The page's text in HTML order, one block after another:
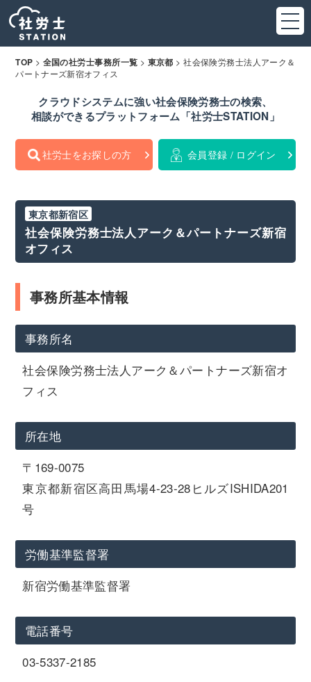
TOP > 全国の社労士事務所一覧 > 東京都 >社会保険労務士法人アーク＆
パートナーズ新宿オフィス
クラウドシステムに強い社会保険労務士の検索、
相談ができるプラットフォーム「社労士STATION」
社労士をお探しの方 会員登録 / ログイン
東京都新宿区
社会保険労務士法人アーク＆パートナーズ新宿
オフィス
事務所基本情報
事務所名
社会保険労務士法人アーク＆パートナーズ新宿オ
フィス
所在地
〒169-0075
東京都新宿区高田馬場4-23-28ヒルズISHIDA201
号
労働基準監督署
新宿労働基準監督署
電話番号
03-5337-2185